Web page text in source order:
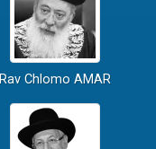
Rav Chlomo AMAR